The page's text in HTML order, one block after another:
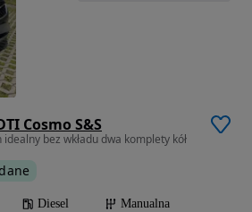
Cosmo S&S
idealny bez wkładu dwa komplety kół
Diesel
Manualna